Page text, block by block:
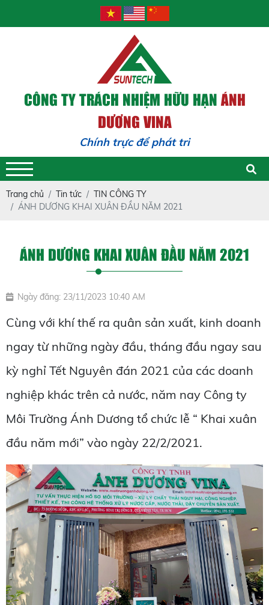
CÔNG TY TRÁCH NHIỆM HỮU HẠNÁNH
DƯƠNG VINA
Chính trực để phát triển - Trách
Trang chủ Tin tức
TIN CÔNG TY
ÁNH DƯƠNG KHAI XUÂN ĐẦU NĂM 2021
ÁNH DƯƠNG KHAI XUÂN ĐẦU NĂM 2021
Ngày đăng: 23/11/2023 10:40 AM
Cùng với khí thế ra quân sản xuất, kinh doanh
ngay từ những ngày đầu, tháng đầu ngay sau
kỳ nghỉ Tết Nguyên đán 2021 của các doanh
nghiệp khác trên cả nước, năm nay Công ty
Môi Trường Ánh Dương tổ chức lễ “ Khai xuân
đầu năm mới” vào ngày 22/2/2021.